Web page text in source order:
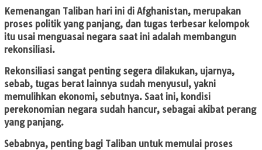
Kemenangan Taliban hari ini di Afghanistan, merupakan
proses politik yang panjang, dan tugas terbesar kelompok
itu usai menguasai negara saat ini adalah membangun
rekonsiliasi.
Rekonsiliasi sangat penting segera dilakukan, ujarnya,
sebab, tugas berat lainnya sudah menyusul, yakni
memulihkan ekonomi, sebutnya. Saat ini, kondisi
perekonomian negara sudah hancur, sebagai akibat perang
yang panjang.
Sebabnya, penting bagi Taliban untuk memulai proses